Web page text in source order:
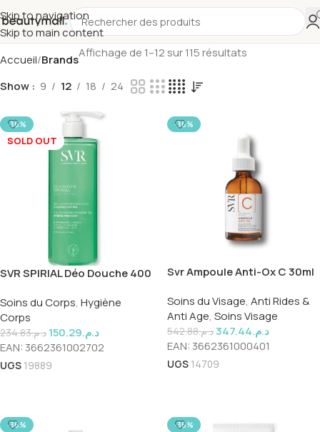
Skip to navigation
Skip to main content
Accueil BrandsAffichage de 1–12 sur 115 résultats
Show 9 12 18 24
-36%
SOLD OUT
SVR SPIRIAL Déo Douche 400
Soins du Corps, Hygiène
Corps
د.م.234.83 د.م.150.29
EAN: 3662361002702
UGS 19889
-36%
Svr Ampoule Anti-Ox C 30ml
Soins du Visage, Anti Rides &
Anti Age, Soins Visage
د.م.542.88 د.م.347.44
EAN: 3662361000401
UGS 14709
-36% -36%